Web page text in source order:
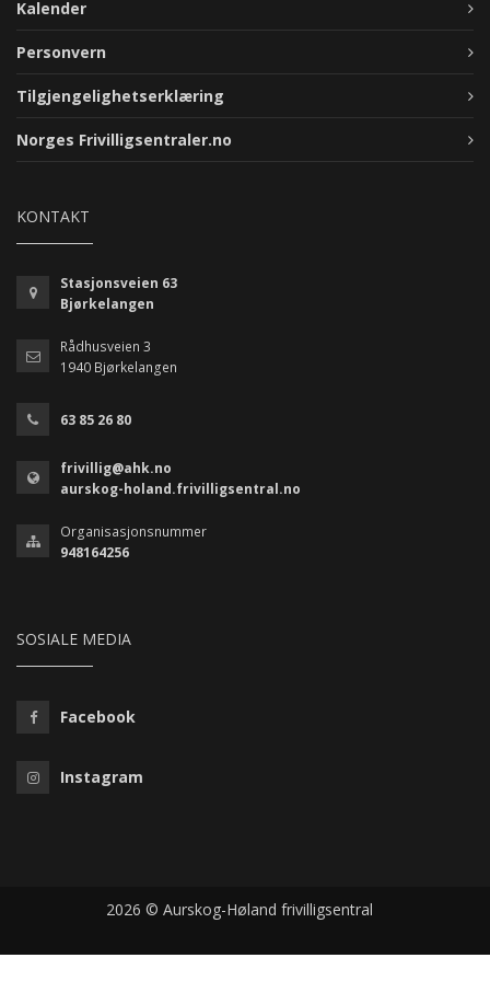
Kalender
Personvern
Tilgjengelighetserklæring
Norges Frivilligsentraler.no
KONTAKT
Stasjonsveien 63
Bjørkelangen
Rådhusveien 3
1940 Bjørkelangen
63 85 26 80
frivillig@ahk.no
aurskog-holand.frivilligsentral.no
Organisasjonsnummer
948164256
SOSIALE MEDIA
Facebook
Instagram
2026 © Aurskog-Høland frivilligsentral